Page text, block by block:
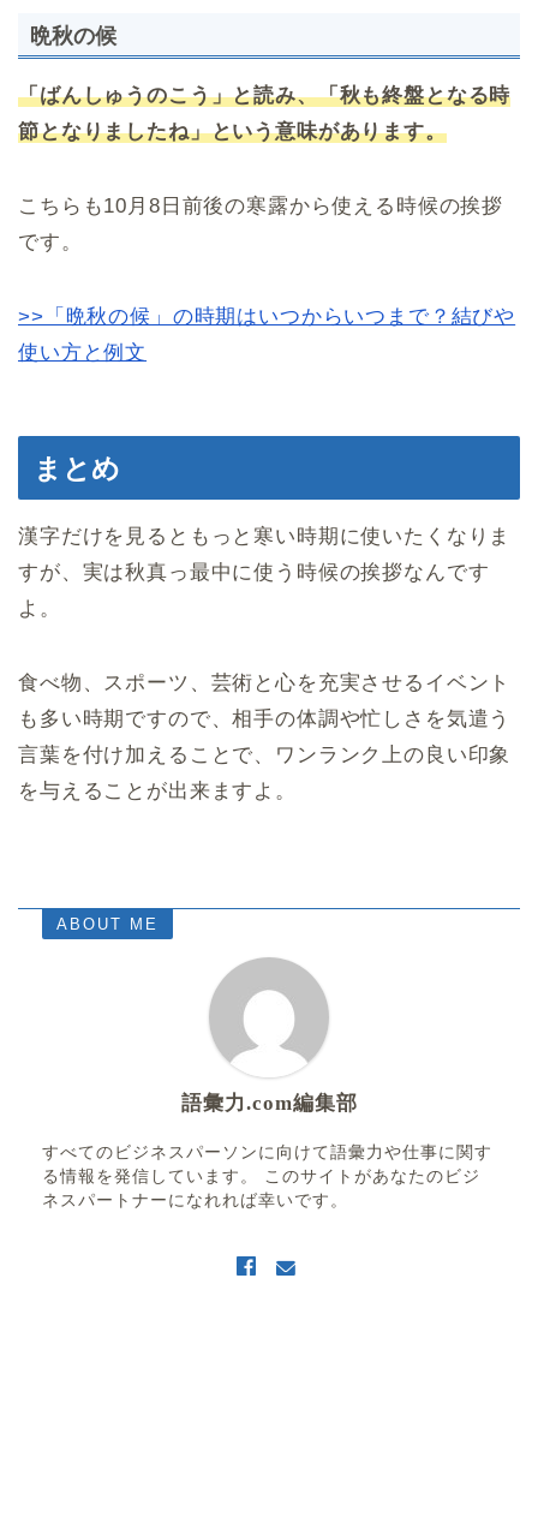
晩秋の候
「ばんしゅうのこう」と読み、「秋も終盤となる時
節となりましたね」という意味があります。
こちらも10月8日前後の寒露から使える時候の挨拶
です。
>>「晩秋の候」の時期はいつからいつまで？結びや
使い方と例文
まとめ
漢字だけを見るともっと寒い時期に使いたくなりま
すが、実は秋真っ最中に使う時候の挨拶なんです
よ。
食べ物、スポーツ、芸術と心を充実させるイベント
も多い時期ですので、相手の体調や忙しさを気遣う
言葉を付け加えることで、ワンランク上の良い印象
を与えることが出来ますよ。
ABOUT ME
語彙力.com編集部
すべてのビジネスパーソンに向けて語彙力や仕事に関す
る情報を発信しています。 このサイトがあなたのビジ
ネスパートナーになれれば幸いです。